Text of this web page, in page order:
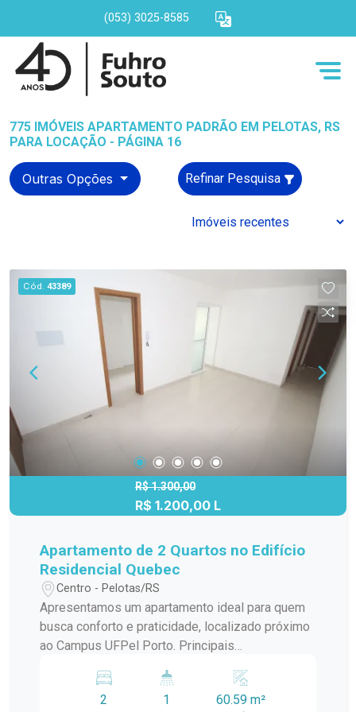
(053) 3025-8585
775 IMÓVEIS APARTAMENTO PADRÃO EM PELOTAS, RS
PARA LOCAÇÃO - PÁGINA 16
Outras Opções Refinar Pesquisa
Cód. 43389
R$ 1.300,00
R$ 1.200,00 L
Apartamento de 2 Quartos no Edifício
Residencial Quebec
Centro - Pelotas/RS
Apresentamos um apartamento ideal para quem
busca conforto e praticidade, localizado próximo
ao Campus UFPel Porto. Principais
Iluminada: Com piso frio, proporcionando um
ambiente espaçoso e arejado. - Dois Quartos
2 1 60.59 m²